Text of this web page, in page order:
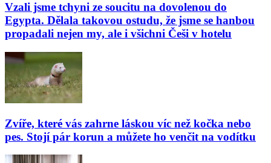
Vzali jsme tchyni ze soucitu na dovolenou do
Egypta. Dělala takovou ostudu, že jsme se hanbou
propadali nejen my, ale i všichni Češi v hotelu
Zvíře, které vás zahrne láskou víc než kočka nebo
pes. Stojí pár korun a můžete ho venčit na vodítku